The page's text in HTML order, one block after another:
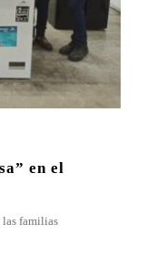
en el
las familias